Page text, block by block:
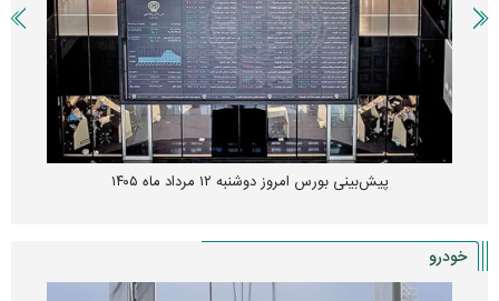
پیش‌بینی بورس امروز دوشنبه ۱۲ مرداد ماه ۱۴۰۵
خودرو